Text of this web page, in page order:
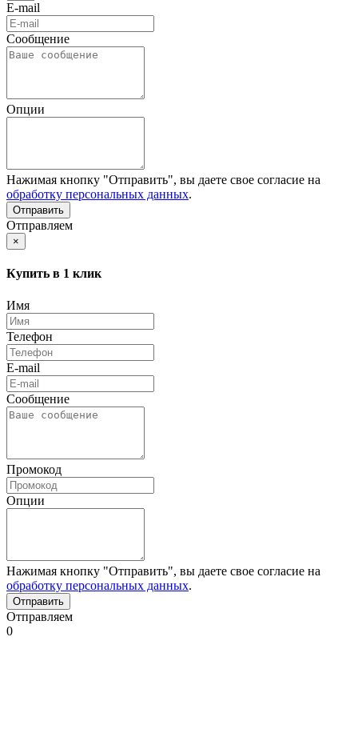
E-mail
Сообщение
Опции
Нажимая кнопку "Отправить", вы даете свое согласие на
обработку персональных данных.
Отправляем
×
Купить в 1 клик
Имя
Телефон
E-mail
Сообщение
Промокод
Опции
Нажимая кнопку "Отправить", вы даете свое согласие на
обработку персональных данных.
Отправляем
0